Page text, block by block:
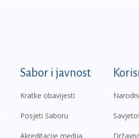
Sabor i javnost
Kratke obavijesti
Posjeti Saboru
Akreditacije medija